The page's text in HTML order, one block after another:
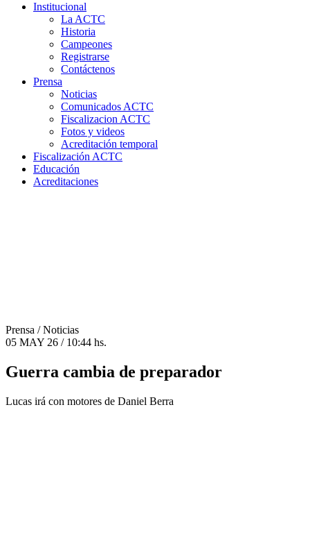
Institucional
La ACTC
Historia
Campeones
Registrarse
Contáctenos
Prensa
Noticias
Comunicados ACTC
Fiscalizacion ACTC
Fotos y videos
Acreditación temporal
Fiscalización ACTC
Educación
Acreditaciones
Prensa / Noticias
05 MAY 26 / 10:44 hs.
Guerra cambia de preparador
Lucas irá con motores de Daniel Berra